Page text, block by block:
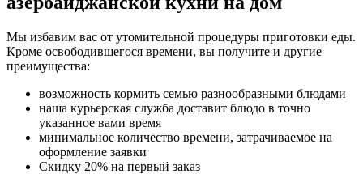
Мы избавим вас от утомительной процедуры приготовки еды.
Кроме освободившегося времени, вы получите и другие
преимущества:
возможность кормить семью разнообразными блюдами
наша курьерская служба доставит блюдо в точно
указанное вами время
минимальное количество времени, затрачиваемое на
оформление заявки
Скидку 20% на первый заказ